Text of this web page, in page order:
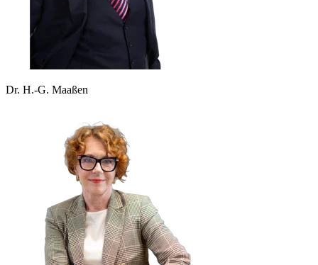
Dr. H.-G. Maaßen